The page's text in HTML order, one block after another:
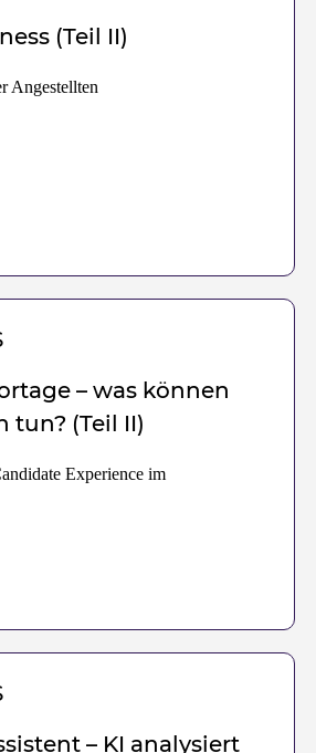
(Teil II)
Angestellten
– was können
tun? (Teil II)
Experience im
– KI analysiert